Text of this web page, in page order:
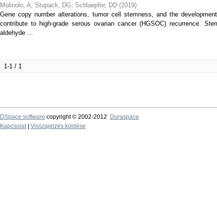
Molinolo, A; Stupack, DG; Schlaepfer, DD (2019)
Gene copy number alterations, tumor cell stemness, and the
contribute to high-grade serous ovarian cancer (HGSOC) recurrence.
aldehyde ...
1-1 / 1
DSpace software copyright © 2002-2012
Duraspace
Kapcsolat| Visszajelzés küldése